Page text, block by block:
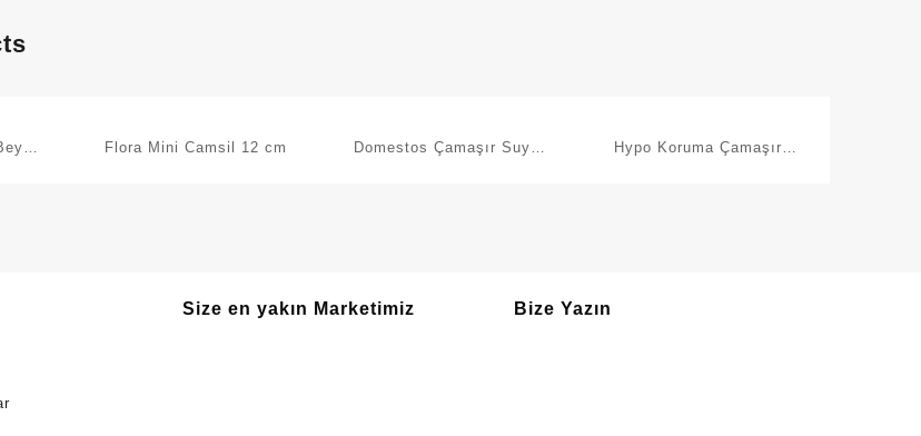
Flora Mini Camsil 12 cm
Domestos Çamaşır Suyu
Hypo Koruma Çamaşır
Size en yakın Marketimiz Bize Yazın